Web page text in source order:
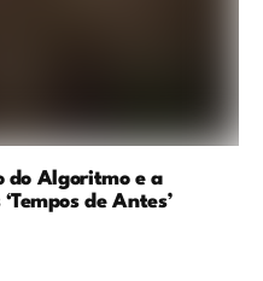
do Algoritmo e a
de Antes’